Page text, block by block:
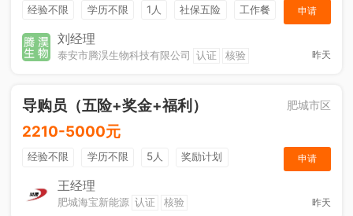
经验不限 学历不限 1人 社保五险
工作餐
节日福利
申请
刘经理
泰安市腾淏生物科技有限公司 认证 核验 昨天
导购员（五险+奖金+福利） 肥城市区
2210-5000元
经验不限 学历不限 5人
奖励计划
销售奖金
社保五险
申请
王经理
肥城海宝新能源 认证 核验 昨天